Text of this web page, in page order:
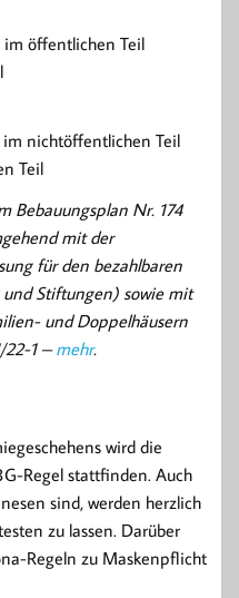
öffentlichen Teil
nichtöffentlichen Teil
Teil
Bebauungsplan Nr. 174
mit der
für den bezahlbaren
und Stiftungen) sowie mit
und Doppelhäusern
22-1 –mehr.
wird die
Regel stattfinden. Auch
sind, werden herzlich
zu lassen. Darüber
Regeln zu Maskenpflicht